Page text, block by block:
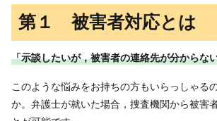
第１ 被害者対応とは
「示談したいが，被害者の連絡先が分からな
このような悩みをお持ちの方もいらっしゃる
か。弁護士が就いた場合，捜査機関から被害